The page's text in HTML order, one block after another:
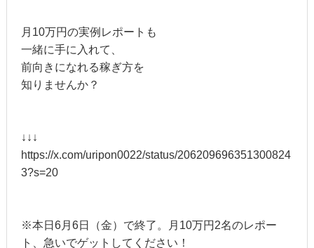
月10万円の実例レポートも
一緒に手に入れて、
前向きになれる稼ぎ方を
知りませんか？
↓↓↓
https://x.com/uripon0022/status/206209696351300824
3?s=20
※本日6月6日（金）で終了。月10万円2名のレポー
ト、急いでゲットしてください！